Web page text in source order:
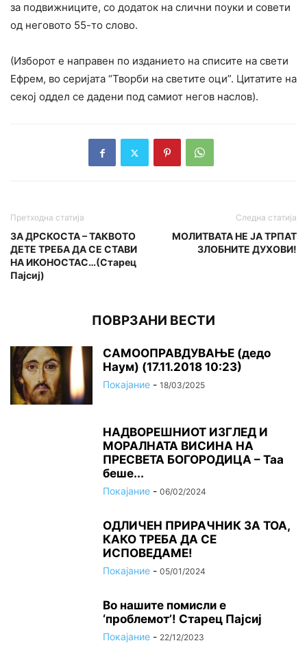
за подвижниците, со додаток на слични поуки и совети
од неговото 55-то слово.
(Изборот е направен по изданието на списите на свети
Ефрем, во серијата “Творби на светите оци”. Цитатите на
секој оддел се дадени под самиот негов наслов).
Претходна статија
ЗА ДРСКОСТА – ТАКВОТО
ДЕТЕ ТРЕБА ДА СЕ СТАВИ
НА ИКОНОСТАС…(Старец
Пајсиј)
Следна статија
МОЛИТВАТА НЕ ЈА ТРПАТ
ЗЛОБНИТЕ ДУХОВИ!
ПОВРЗАНИ ВЕСТИ
САМООПРАВДУВАЊЕ (дедо
Наум) (17.11.2018 10:23)
Покајание - 18/03/2025
НАДВОРЕШНИОТ ИЗГЛЕД И
МОРАЛНАТА ВИСИНА HA
ПРЕСВЕТА БОГОРОДИЦА – Таа
беше...
Покајание - 06/02/2024
ОДЛИЧЕН ПРИРАЧНИК ЗА ТОА,
КАКО ТРЕБА ДА СЕ
ИСПОВЕДАМЕ!
Покајание - 05/01/2024
Во нашите помисли е
‘проблемот’! Старец Пајсиј
Покајание - 22/12/2023